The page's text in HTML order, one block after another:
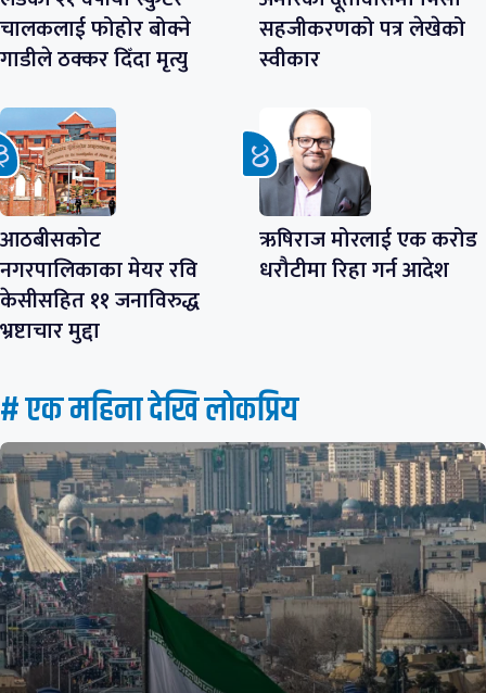
चालकलाई फोहोर बोक्ने
गाडीले ठक्कर दिँदा मृत्यु
सहजीकरणको पत्र लेखेको
स्वीकार
आठबीसकोट
नगरपालिकाका मेयर रवि
केसीसहित ११ जनाविरुद्ध
भ्रष्टाचार मुद्दा
ऋषिराज मोरलाई एक करोड
धरौटीमा रिहा गर्न आदेश
# एक महिना देखि लाेकप्रिय